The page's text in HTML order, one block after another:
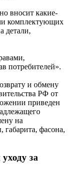
вносит какие-
комплектующих
детали,
потребителей».
и обмену
РФ от
приведен
на
габарита, фасона,
за